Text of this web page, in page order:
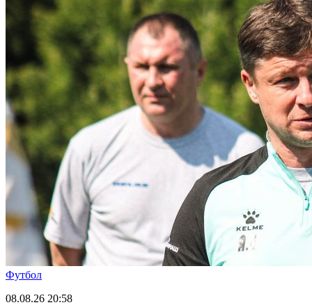
Футбол
08.08.26 20:58